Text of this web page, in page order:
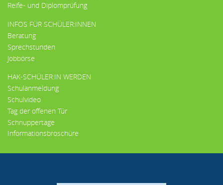
Reife- und Diplomprüfung
INFOS FÜR SCHÜLER:INNEN
Beratung
Sprechstunden
Jobbörse
HAK-SCHÜLER:IN WERDEN
Schulanmeldung
Schulvideo
Tag der offenen Tür
Schnuppertage
Informationsbroschüre